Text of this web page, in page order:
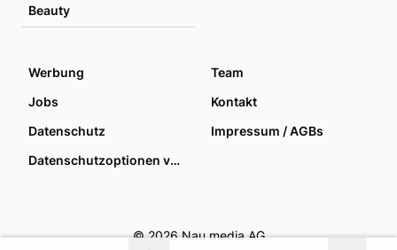
Beauty
Werbung
Team
Jobs
Kontakt
Datenschutz
Impressum / AGBs
Datenschutzoptionen verwalten
© 2026 Nau media AG